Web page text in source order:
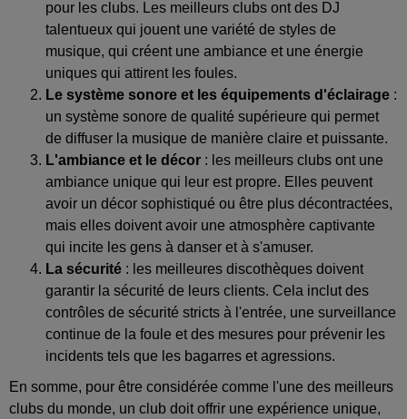
pour les clubs. Les meilleurs clubs ont des DJ
talentueux qui jouent une variété de styles de
musique, qui créent une ambiance et une énergie
uniques qui attirent les foules.
Le système sonore et les équipements d'éclairage :
un système sonore de qualité supérieure qui permet
de diffuser la musique de manière claire et puissante.
L'ambiance et le décor : les meilleurs clubs ont une
ambiance unique qui leur est propre. Elles peuvent
avoir un décor sophistiqué ou être plus décontractées,
mais elles doivent avoir une atmosphère captivante
qui incite les gens à danser et à s'amuser.
La sécurité : les meilleures discothèques doivent
garantir la sécurité de leurs clients. Cela inclut des
contrôles de sécurité stricts à l'entrée, une surveillance
continue de la foule et des mesures pour prévenir les
incidents tels que les bagarres et agressions.
En somme, pour être considérée comme l'une des meilleurs
clubs du monde, un club doit offrir une expérience unique,